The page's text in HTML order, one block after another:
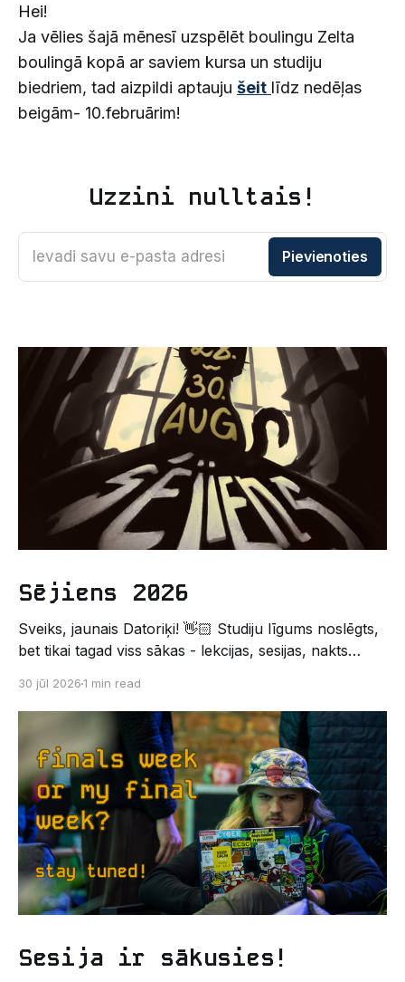
Hei!
Ja vēlies šajā mēnesī uzspēlēt boulingu Zelta
boulingā kopā ar saviem kursa un studiju
biedriem, tad aizpildi aptauju šeit līdz nedēļas
beigām- 10.februārim!
Uzzini nulltais!
Ievadi savu e-pasta adresi Pievienoties
Sējiens 2026
Sveiks, jaunais Datoriķi! 👋🏻 Studiju līgums noslēgts,
bet tikai tagad viss sākas - lekcijas, sesijas, nakts
Un kas gan būtu labāks veids, kā iepazīt savu jauno
dzīvi LU EZTF datoriķu vidē, par došanos uz
leģendāro “Sējienu”? 🐱 Šī pirmsaristoteļa nometne
palīdzēs tev iegūt pirmos draugus, ieskatu studenta
30 jūl 20261 min read
Sesija ir sākusies!